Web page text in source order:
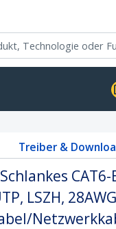
Treiber &
LSZH,